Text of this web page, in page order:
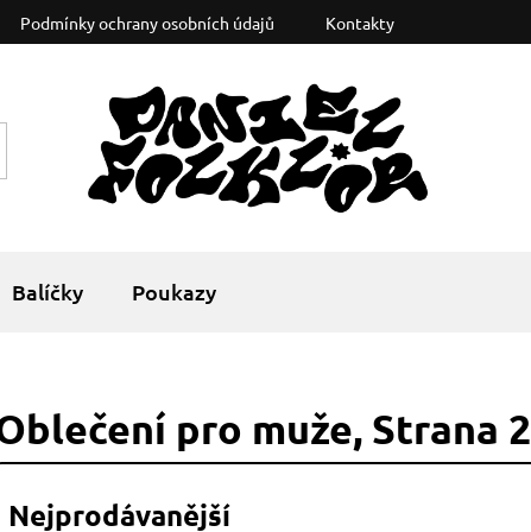
Podmínky ochrany osobních údajů Kontakty
Balíčky Poukazy
pro muže, Strana 2
Nejprodávanější